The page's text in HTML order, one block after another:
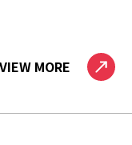
VIEW MORE